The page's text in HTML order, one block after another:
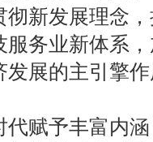
新发展理念
务业新体系
发展的主引擎
赋予丰富内涵